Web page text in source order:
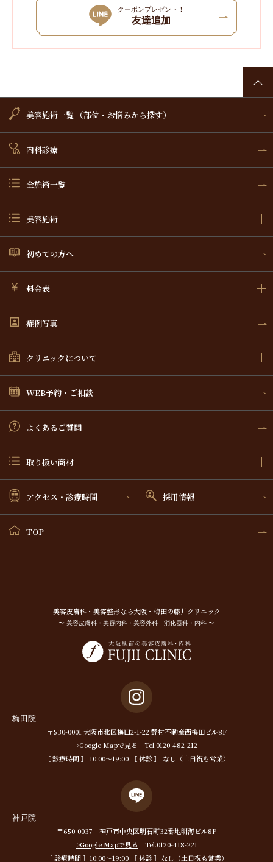
クーポンプレゼント！
友達追加
美容施術一覧 （部位・お悩みから探す）
内科診療
全施術一覧
美容施術
初めての方へ
料金表
症例写真
クリニックについて
WEB予約・ご相談
よくあるご質問
取り扱い商材
アクセス・診療時間 採用情報
TOP
美容⽪膚科・美容整形なら⼤阪・梅⽥の藤井クリニック
〜 美容皮膚科・美容内科・美容外科 消化器科・内科 〜
梅田院
〒530-0001 大阪市北区梅田2-1-22 野村不動産西梅田ビル8F
>Google Mapで見る
Tel.0120-482-212
［ 診療時間 ］ 10:00〜19:00 ［ 休診 ］ なし（土日祝も営業）
神戸院
〒650-0037 神戸市中央区明石町32番地明海ビル8F
>Google Mapで見る
Tel.0120-418-221
［ 診療時間 ］10:00〜19:00 ［ 休診 ］なし（土日祝も営業）